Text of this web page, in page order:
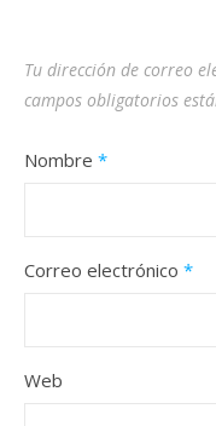
Tu dirección de correo
campos obligatorios
Nombre *
Correo electrónico *
Web